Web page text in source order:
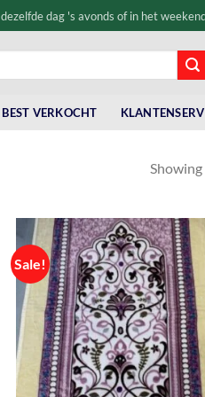
dag 's avonds of in het
BEST VERKOCHT
Sale!